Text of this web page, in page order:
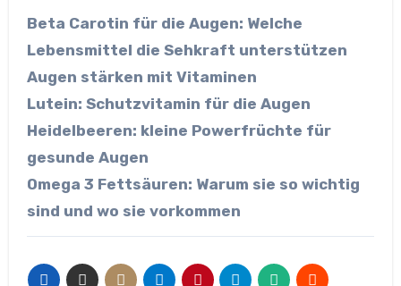
Beta Carotin für die Augen: Welche
Lebensmittel die Sehkraft unterstützen
Augen stärken mit Vitaminen
Lutein: Schutzvitamin für die Augen
Heidelbeeren: kleine Powerfrüchte für
gesunde Augen
Omega 3 Fettsäuren: Warum sie so wichtig
sind und wo sie vorkommen